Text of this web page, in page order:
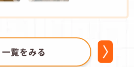
一覧をみる